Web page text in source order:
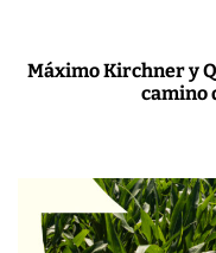
Máximo Kirchner y
camino